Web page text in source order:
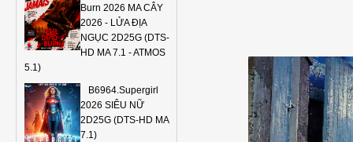
Burn 2026 MA CÂY
2026 - LỬA ĐỊA
NGỤC 2D25G (DTS-
HD MA 7.1 - ATMOS
5.1)
B6964.Supergirl
2026 SIÊU NỮ
2D25G (DTS-HD MA
7.1)